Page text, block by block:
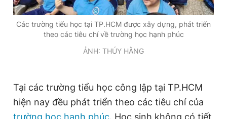
Các trường tiểu học tại TP.HCM được xây dựng, phát triển
theo các tiêu chí về trường học hạnh phúc
ẢNH: THÚY HẰNG
Tại các trường tiểu học công lập tại TP.HCM
hiện nay đều phát triển theo các tiêu chí của
trường học hạnh phúc. Học sinh không có tiết